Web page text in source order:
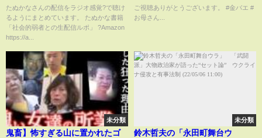
わ」【2025/1/10切り抜き】
たぬかなさんの配信をラジオ感覚?で聴け
るようにまとめています。 たぬかな書籍
「社会的弱者との生配信ルポ」 ?Amazon
https://a...
ご視聴ありがとうございます。 #金バエ #
お母さん...
未分類
鬼畜】怖すぎる山に置かれたゴ
未分類
鈴木哲夫の「永田町舞台ウ